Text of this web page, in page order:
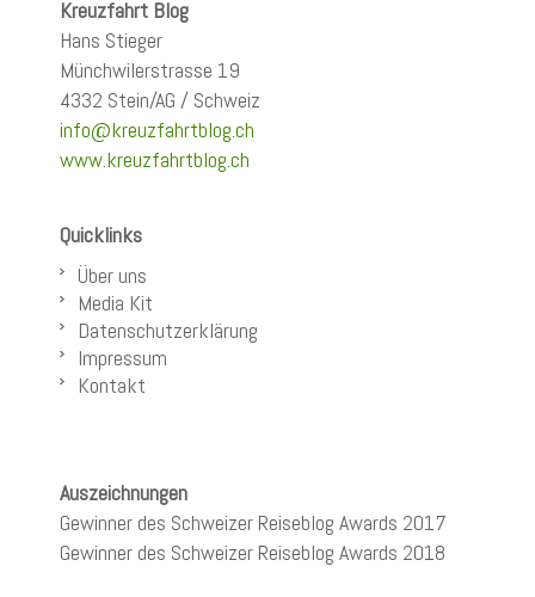
Kreuzfahrt Blog
Hans Stieger
Münchwilerstrasse 19
4332 Stein/AG / Schweiz
info@kreuzfahrtblog.ch
www.kreuzfahrtblog.ch
Quicklinks
Über uns
Media Kit
Datenschutzerklärung
Impressum
Kontakt
Auszeichnungen
Gewinner des Schweizer Reiseblog Awards 2017
Gewinner des Schweizer Reiseblog Awards 2018